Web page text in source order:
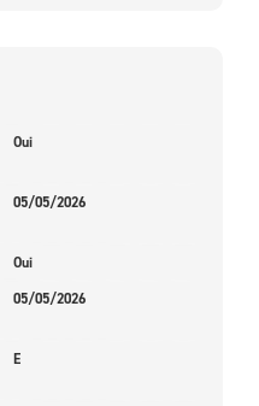
Oui
05/05/2026
Oui
05/05/2026
E